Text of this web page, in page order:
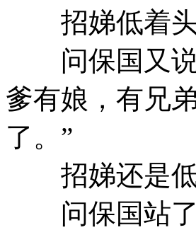
招娣低着头
问保国又说
爹有娘，有兄
了。”
招娣还是低
问保国站了